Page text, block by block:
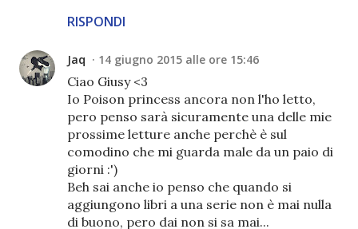
RISPONDI
Jaq 14 giugno 2015 alle ore 15:46
Ciao Giusy <3
Io Poison princess ancora non l'ho letto,
pero penso sarà sicuramente una delle mie
prossime letture anche perchè è sul
comodino che mi guarda male da un paio di
giorni :')
Beh sai anche io penso che quando si
aggiungono libri a una serie non è mai nulla
di buono, pero dai non si sa mai...